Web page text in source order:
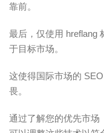
靠前。
最后，仅使用 hreflang
于目标市场。
这使得国际市场的
畏。
通过了解您的优先市场